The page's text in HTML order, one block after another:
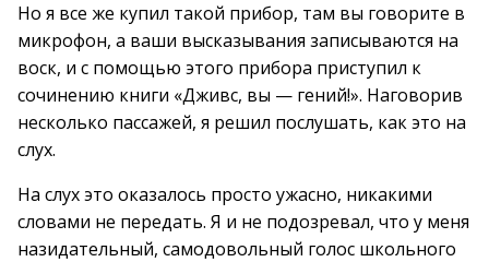
Но я все же купил такой прибор, там вы говорите в
микрофон, а ваши высказывания записываются на
воск, и с помощью этого прибора приступил к
сочинению книги «Дживс, вы — гений!». Наговорив
несколько пассажей, я решил послушать, как это на
слух.
На слух это оказалось просто ужасно, никакими
словами не передать. Я и не подозревал, что у меня
назидательный, самодовольный голос школьного